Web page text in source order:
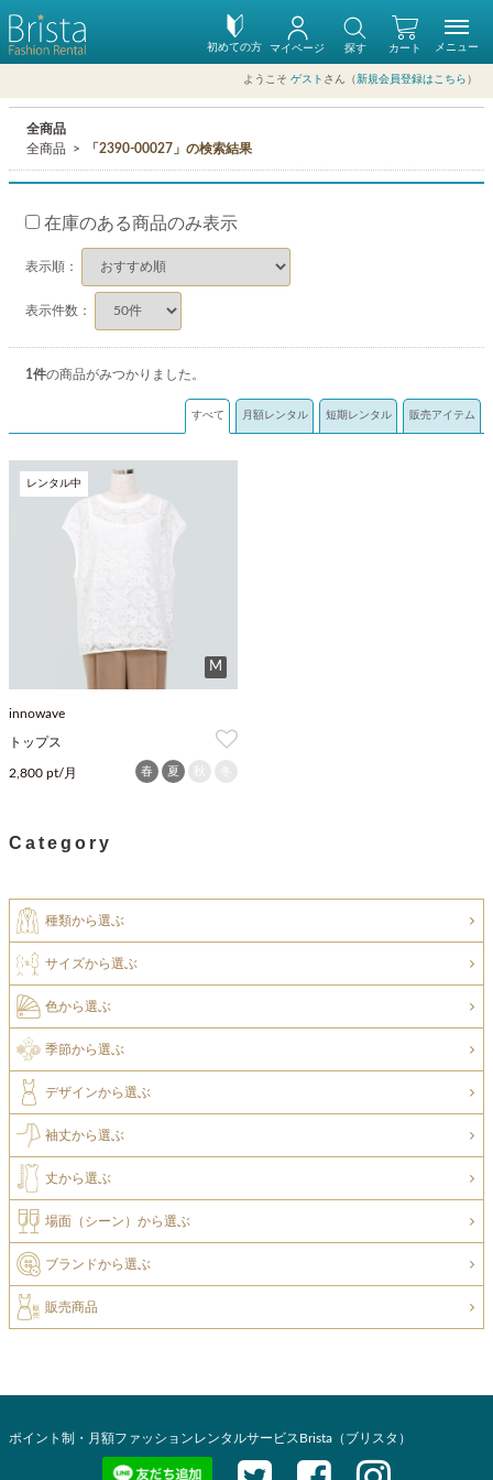
初めての方 カート
マイページ 探す
ようこそ ゲスト さん（新規会員登録はこちら ）
メニュー
全商品
全商品
「2390-00027」の検索結果
在庫のある商品のみ表示
表示順：
表示件数：
1件の商品がみつかりました。
すべて 月額レンタル 短期レンタル 販売アイテム
レンタル中
M
innowave
トップス
2,800 pt/月 春 夏
Category
種類から選ぶ
サイズから選ぶ
色から選ぶ
季節から選ぶ
デザインから選ぶ
袖丈から選ぶ
丈から選ぶ
場面（シーン）から選ぶ
ブランドから選ぶ
販売商品
ポイント制・月額ファッションレンタルサービスBrista（ブリスタ）